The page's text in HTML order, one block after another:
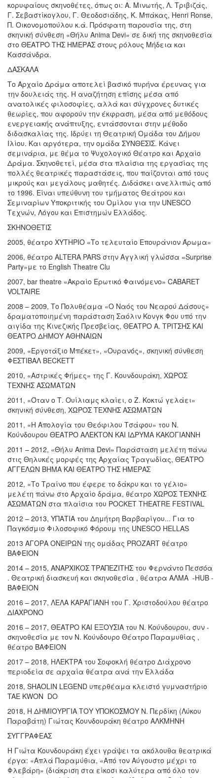
κορυφαίους σκηνοθέτες, όπως οι: Α. Μινωτής, Λ. Τριβιζάς,
Γ. Σεβαστίκογλου, Γ. Θεοδοσιάδης, Κ. Μπάκας, Henri Ronse,
Π. Οικονομοπούλου κ.ά. Πρόσφατη παρουσία της, στη
σκηνική σύνθεση «Θήλυ Anima Devi» σε δική της σκηνοθεσία
στο ΘΕΑΤΡΟ ΤΗΣ ΗΜΕΡΑΣ στους ρόλους Μήδεια και
Κασσάνδρα.
ΔΑΣΚΑΛΑ
Το Αρχαίο Δράμα αποτελεί βασικό πυρήνα έρευνας για
την δουλειάς της. Η αναζήτηση επίσης μέσα από
ανατολικές φιλοσοφίες, αλλά και σύγχρονες δυτικές
θεωρίες, που αφορούν την έκφραση, μέσα από μεθόδους
ενεργειακής ανάπτυξης, εντάσσονται στην μέθοδο
διδασκαλίας της. Ιδρύει τη Θεατρική Ομάδα του Δήμου
Ιλίου. Και αργότερα, την ομάδα ΣΥΝΘΕΣΙΣ. Κάνει
σεμινάρια, με θέμα το Ψυχολογικό Θέατρο και Αρχαίο
Δράμα. Σκηνοθετεί, μέσα στα πλαίσια της εργασίας της
πολλές θεατρικές παραστάσεις, που παίζονται από τους
μικρούς και μεγάλους μαθητές. Διδάσκει ανελλιπώς από
το 1996. Είναι υπεύθυνη του τμήματος Θεάτρου και
Σεμιναρίων Υποκριτικής του Ομίλου για την UNESCO
Τεχνών, Λόγου και Επιστημών Ελλάδος.
ΣΚΗΝΟΘΕΤΙΣ
2005, θέατρο ΧΥΤΗΡΙΟ «Το τελευταίο Επουράνιον Άρωμα»
2006, θέατρο ALTERA PARS στην Αγγλική γλώσσα «Surprise
Party»με το English Theatre Clu
2007, bar theatre «Ακραίο Ερωτικό Φαινόμενο» CABARET
VOLTAIRE
2008 – 2009, Το Πολυθέαμα «Ο Ναός του Νεαρού Δάσους»
δραματοποιημένη παράσταση Σαόλιν Κονγκ Φου υπό την
αιγίδα της Κινεζικής Πρεσβείας, ΘΕΑΤΡΟ Α. ΤΡΙΤΣΗΣ ΚΑΙ
ΘΕΑΤΡΟ ΔΗΜΟΥ ΑΘΗΝΑΙΩΝ
2009, «Εργοτάξιο Μπέκετ», «Ουρανός», σκηνική σύνθεση
ΦΕΣΤΙΒΑΛ BECKETT
2010, «Αστρικές Φήμες» της Γ. Κουνδουράκη, XΩΡΟΣ
ΤΕΧΝΗΣ ΑΣΩΜΑΤΩΝ
2011, «Όταν ο Τ. Ουίλιαμς κλαίει, ο Ζ. Κοκτώ γελάει»
σκηνική σύνθεση, ΧΩΡΟΣ ΤΕΧΝΗΣ ΑΣΩΜΑΤΩΝ
2011, «Η Απολογία του Θεόφιλου Τσάφου» του Ν.
Κούνδουρου ΘΕΑΤΡΟ ΑΛΕΚΤΟΝ ΚΑΙ ΙΔΡΥΜΑ ΚΑΚΟΓΙΑΝΝΗ
2011 – 2012, «Θήλυ Anima Devi» Παράσταση μελέτη πάνω
στις Θηλυκές μορφές της Αρχαίας Τραγωδίας, ΘΕΑΤΡΟ
ΑΓΓΕΛΩΝ ΒΗΜΑ ΚΑΙ ΘΕΑΤΡΟ ΤΗΣ ΗΜΕΡΑΣ
2012, «Το Τραίνο που έφερε το δάκρυ και το γέλιο»
μελέτη πάνω στο Αρχαίο δράμα, θέατρο ΧΩΡΟΣ ΤΕΧΝΗΣ
ΑΣΩΜΑΤΩΝ στα πλαίσια του POCKET THEATRE FESTIVAL
2012 – 2013, ΥΠΑΤΙΑ του Δημήτρη Βαρβαρίγου... Για το
Παγκόσμιο Φιλοσοφικό Φόρουμ της UNESCO HELLAS
2013 ΑΓΟΡΑ ΟΝΕΙΡΩΝ της ομάδας PROZART θέατρο
ΒΑΦΕΙΟΝ
2014 – 2015, ΑΝΑΡΧΙΚΟΣ ΤΡΑΠΕΖΙΤΗΣ του Φερνάντο Πεσσόα
. Θεατρική διασκευή και σκηνοθεσία , θέατρα ΑΛΜΑ -HUB -
ΒΑΦΕΙΟΝ
2016 – 2017, ΛΕΛΑ ΚΑΡΑΓΙΑΝΗ του Γ. Χριστοδούλου θέατρο
ΔΙΑΧΡΟΝΟ
2016 – 2017, ΘΕΑΤΡΟ ΚΑΙ ΕΞΟΥΣΙΑ του Ν. Κούνδουρου, συν -
σκηνοθεσία με τον Ν. Κούνδουρο Θέατρο Παραμυθίας ,
θέατρο ΒΑΦΕΙΟΝ
2017 – 2018, ΗΛΕΚΤΡΑ του Σοφοκλή θέατρο Διάχρονο
περιοδεία σε αρχαία θέατρα ανά την Ελλάδα
2018, SHAOLIN LEGEND υπερθέαμα κλειστό γυμναστήριο
TAE KWON DO
2018, Η ΔΗΜΙΟΥΡΓΙΑ ΤΟΥ ΥΠΟΚΟΣΜΟΥ Ν. Περδίκη (Λύκου
Παραβάτη) Γιώτας Κουνδουράκη θέατρο ΑΛΚΜΗΝΗ
ΣΥΓΓΡΑΦΕΑΣ
Η Γιώτα Κουνδουράκη έχει γράψει τα ακόλουθα θεατρικά
έργα: «Απλά Παραμύθια, «Από τον Αύγουστο μέχρι το
Φλεβάρη» (διάκριση στα είκοσι καλύτερα από όλο τον